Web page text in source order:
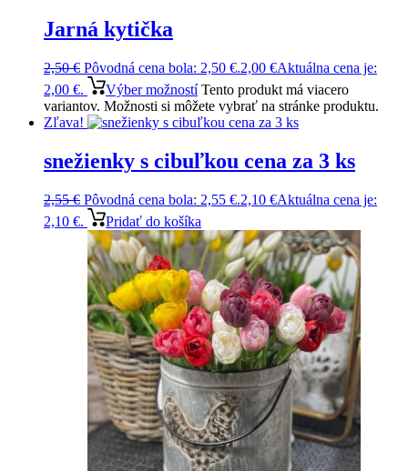
Jarná kytička
2,50€ Pôvodná cena bola: 2,50 €.2,00 €Aktuálna cena je:
2,00 €.
Výber možností Tento produkt má viacero
variantov. Možnosti si môžete vybrať na stránke produktu.
Zľava!
snežienky s cibuľkou cena za 3 ks
2,55€ Pôvodná cena bola: 2,55 €.2,10 €Aktuálna cena je:
2,10 €.
Pridať do košíka